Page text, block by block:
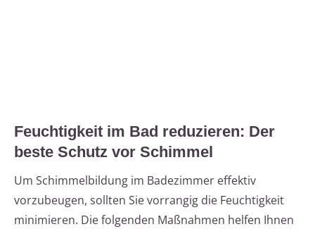
Feuchtigkeit im Bad reduzieren: Der
beste Schutz vor Schimmel
Um Schimmelbildung im Badezimmer effektiv
vorzubeugen, sollten Sie vorrangig die Feuchtigkeit
minimieren. Die folgenden Maßnahmen helfen Ihnen